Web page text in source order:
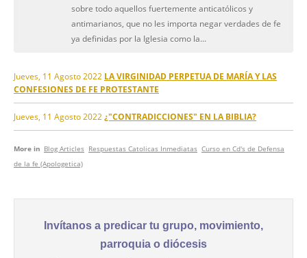
sobre todo aquellos fuertemente anticatólicos y
antimarianos, que no les importa negar verdades de fe
ya definidas por la Iglesia como la...
Jueves, 11 Agosto 2022 LA VIRGINIDAD PERPETUA DE MARÍA Y LAS
CONFESIONES DE FE PROTESTANTE
Jueves, 11 Agosto 2022 ¿"CONTRADICCIONES" EN LA BIBLIA?
More in Blog Articles Respuestas Catolicas Inmediatas Curso en Cd's de Defensa
de la fe (Apologetica)
Invítanos a predicar tu grupo, movimiento,
parroquia o diócesis